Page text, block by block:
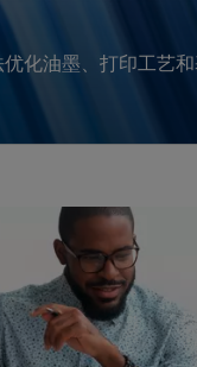
化油墨、打印工艺